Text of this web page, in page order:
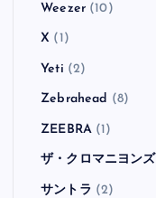
Weezer(10)
X (1)
Yeti (2)
Zebrahead (8)
ZEEBRA(1)
ザ・クロマニヨンズ
サントラ (2)